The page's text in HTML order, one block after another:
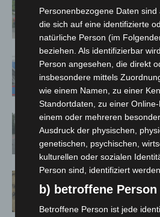
Notfallsanitäter
Kreuz
Mann läuft mit
A7 – Polizei
Hannover:
Großkontrolle
Hannover
Französische
Personenbezogene Daten
die sich auf eine identifizierte
natürliche Person (im
beziehen. Als identifizierbar
Person angesehen, die direkt
insbesondere mittels
wie einem Namen, zu einer
Standortdaten, zu einer
einem oder mehreren
Ausdruck der physischen,
genetischen, psychischen,
kulturellen oder sozialen
Person sind, identifiziert
b) betroffene Person
Betroffene Person ist jede